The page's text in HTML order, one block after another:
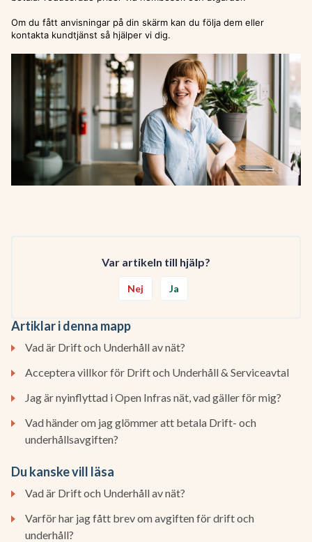
Om du fått anvisningar på din skärm kan du följa dem eller
kontakta kundtjänst så hjälper vi dig.
Var artikeln till hjälp?
Nej Ja
Artiklar i denna mapp
Vad är Drift och Underhåll av nät?
Acceptera villkor för Drift och Underhåll & Serviceavtal
Jag är nyinflyttad i Open Infras nät, vad gäller för mig?
Vad händer om jag glömmer att betala Drift- och
underhållsavgiften?
Du kanske vill läsa
Vad är Drift och Underhåll av nät?
Varför har jag fått brev om avgiften för drift och
underhåll?